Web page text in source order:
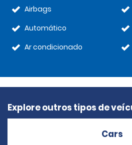
Airbags
Automático
Ar condicionado
Explore outros tipos de
Cars